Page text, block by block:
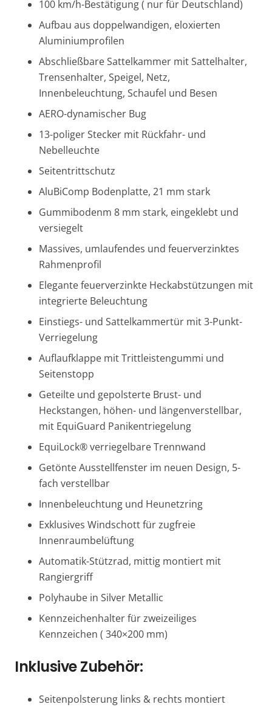
100 km/h-Bestätigung ( nur für Deutschland)
Aufbau aus doppelwandigen, eloxierten
Aluminiumprofilen
Abschließbare Sattelkammer mit Sattelhalter,
Trensenhalter, Speigel, Netz,
Innenbeleuchtung, Schaufel und Besen
AERO-dynamischer Bug
13-poliger Stecker mit Rückfahr- und
Nebelleuchte
Seitentrittschutz
AluBiComp Bodenplatte, 21 mm stark
Gummibodenm 8 mm stark, eingeklebt und
versiegelt
Massives, umlaufendes und feuerverzinktes
Rahmenprofil
Elegante feuerverzinkte Heckabstützungen mit
integrierte Beleuchtung
Einstiegs- und Sattelkammertür mit 3-Punkt-
Verriegelung
Auflaufklappe mit Trittleistengummi und
Seitenstopp
Geteilte und gepolsterte Brust- und
Heckstangen, höhen- und längenverstellbar,
mit EquiGuard Panikentriegelung
EquiLock® verriegelbare Trennwand
Getönte Ausstellfenster im neuen Design, 5-
fach verstellbar
Innenbeleuchtung und Heunetzring
Exklusives Windschott für zugfreie
Innenraumbelüftung
Automatik-Stützrad, mittig montiert mit
Rangiergriff
Polyhaube in Silver Metallic
Kennzeichenhalter für zweizeiliges
Kennzeichen ( 340×200 mm)
Inklusive Zubehör:
Seitenpolsterung links & rechts montiert